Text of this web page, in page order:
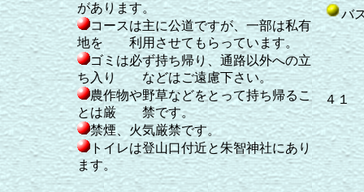
があります。
コースは主に公道ですが、一部は私有
地を 利用させてもらっています。
ゴミは必ず持ち帰り、通路以外への立
ち入り などはご遠慮下さい。
農作物や野草などをとって持ち帰るこ
とは厳 禁です。
禁煙、火気厳禁です。
トイレは登山口付近と朱智神社にあり
ます。
バ
高
水
帰
１
４１
天
１
高
１